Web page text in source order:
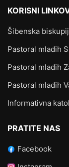
KORISNI
Šibenska
Pastoral mladih
Pastoral mladih
Pastoral mladih
Informativna
PRATITE NAS
Facebook